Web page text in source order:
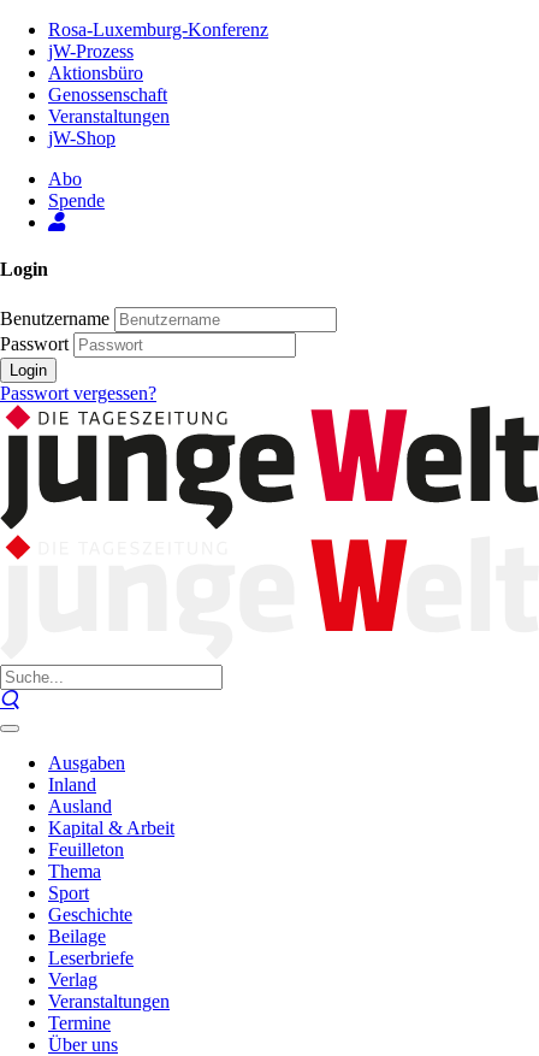
Inhalt
Seite
Rosa-Luxemburg-Konferenz
jW-Prozess
Aktionsbüro
Genossenschaft
Veranstaltungen
jW-Shop
Abo
Spende
Login
Benutzername
Passwort
Login
Passwort vergessen?
Ausgaben
Inland
Ausland
Kapital & Arbeit
Feuilleton
Thema
Sport
Geschichte
Beilage
Leserbriefe
Verlag
Veranstaltungen
Termine
Über uns